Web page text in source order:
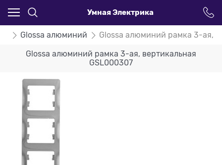
Умная Электрика
Glossa алюминий Glossa алюминий рамка 3-ая,
Glossa алюминий рамка 3-ая, вертикальная
GSL000307